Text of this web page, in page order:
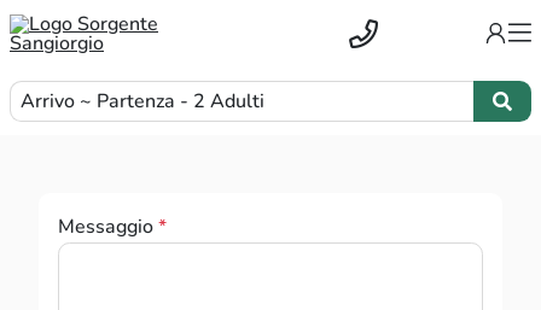
Arrivo ~ Partenza - 2 Adulti
Messaggio